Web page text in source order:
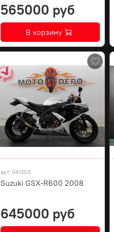
565000 руб
В корзину
арт. 041353
Suzuki GSX-R600 2008
645000 руб